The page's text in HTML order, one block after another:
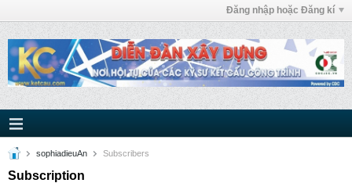
Đăng nhập hoặc Đăng kí
sophiadieuAn Subscribers
Subscription